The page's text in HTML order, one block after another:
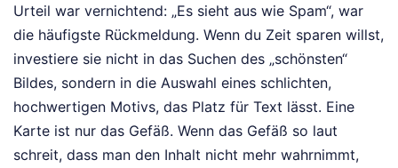
Urteil war vernichtend: „Es sieht aus wie Spam“, war
die häufigste Rückmeldung. Wenn du Zeit sparen willst,
investiere sie nicht in das Suchen des „schönsten“
Bildes, sondern in die Auswahl eines schlichten,
hochwertigen Motivs, das Platz für Text lässt. Eine
Karte ist nur das Gefäß. Wenn das Gefäß so laut
schreit, dass man den Inhalt nicht mehr wahrnimmt,